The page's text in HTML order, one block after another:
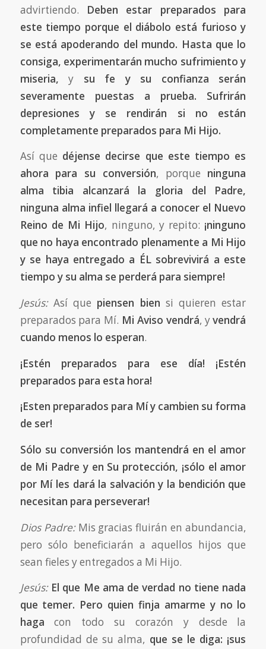
advirtiendo. Deben estar preparados para
este tiempo porque el diábolo está furioso y
se está apoderando del mundo. Hasta que lo
consiga, experimentarán mucho sufrimiento y
miseria,y su fe y su confianza serán
severamente puestas a prueba. Sufrirán
depresiones y se rendirán si no están
completamente preparados para Mi Hijo.
Así que déjense decirse que este tiempo es
ahora para su conversión, porque ninguna
alma tibia alcanzará la gloria del Padre,
ninguna alma infiel llegará a conocer el Nuevo
Reino de Mi Hijo, ninguno, y repito: ¡ninguno
que no haya encontrado plenamente a Mi Hijo
y se haya entregado a ÉL sobrevivirá a este
tiempo y su alma se perderá para siempre!
Jesús:Así que piensen bien si quieren estar
preparados para Mí. Mi Aviso vendrá, yvendrá
cuando menos lo esperan.
¡Estén preparados para ese día! ¡Estén
preparados para esta hora!
¡Esten preparados para Mí y cambien su forma
de ser!
Sólo su conversión los mantendrá en el amor
de Mi Padre y en Su protección, ¡sólo el amor
por Mí les dará la salvación y la bendición que
necesitan para perseverar!
Dios Padre:Mis gracias fluirán en abundancia,
pero sólo beneficiarán a aquellos hijos que
sean fieles y entregados a Mi Hijo.
Jesús: El que Me ama de verdad no tiene nada
que temer. Pero quien finja amarme y no lo
hagacon todo su corazón y desde la
profundidad de su alma, que se le diga: ¡sus